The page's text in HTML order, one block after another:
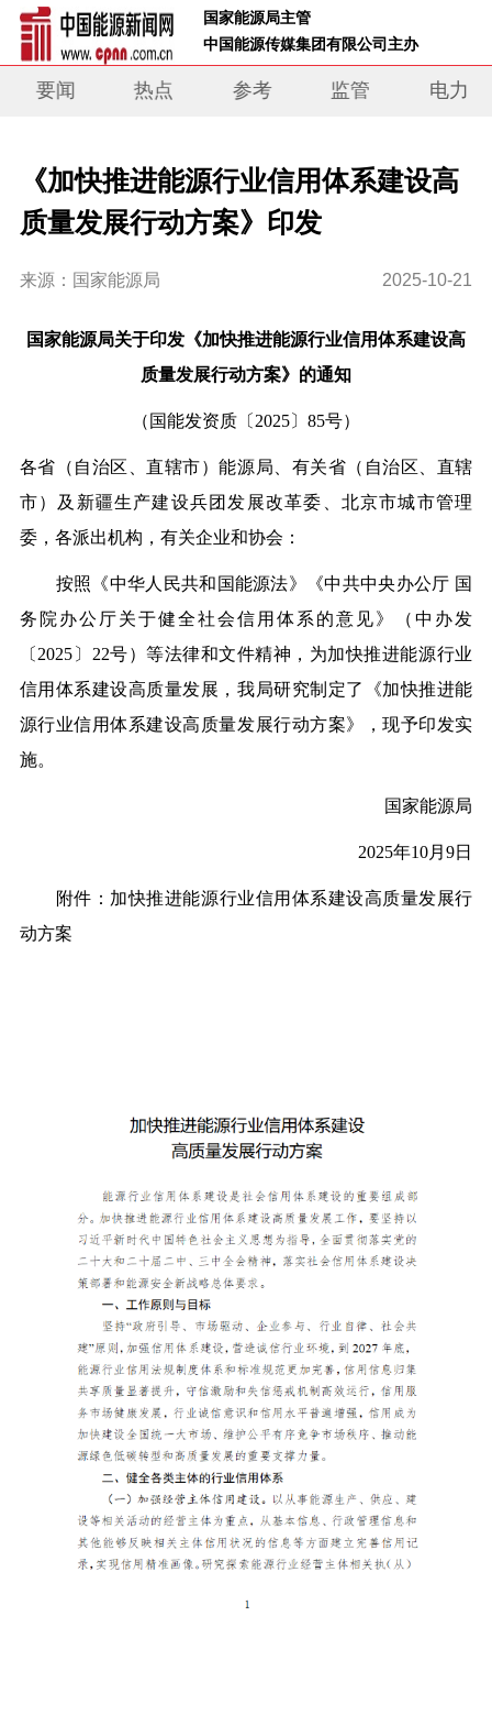
国家能源局主管
中国能源传媒集团有限公司主办
要闻 热点 参考 监管 电力
《加快推进能源行业信用体系建设高
质量发展行动方案》印发
来源：国家能源局 2025-10-21
国家能源局关于印发《加快推进能源行业信用体系建设高
质量发展行动方案》的通知
（国能发资质〔2025〕85号）
各省（自治区、直辖市）能源局、有关省（自治区、直辖
市）及新疆生产建设兵团发展改革委、北京市城市管理
委，各派出机构，有关企业和协会：
按照《中华人民共和国能源法》《中共中央办公厅 国
务院办公厅关于健全社会信用体系的意见》（中办发
〔2025〕22号）等法律和文件精神，为加快推进能源行业
信用体系建设高质量发展，我局研究制定了《加快推进能
源行业信用体系建设高质量发展行动方案》，现予印发实
施。
国家能源局
2025年10月9日
附件： 加快推进能源行业信用体系建设高质量发展行
动方案